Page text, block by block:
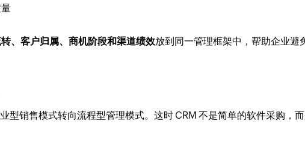
、客户归属、商机阶段和渠道绩效放到同一管理框架中，帮助企业避
型销售模式转向流程型管理模式。这时 CRM 不是简单的软件采购，